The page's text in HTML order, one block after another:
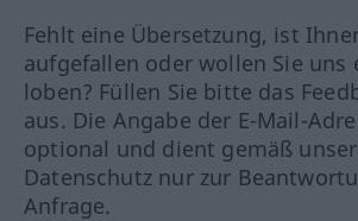
Fehlt eine Übersetzung, ist
aufgefallen oder wollen Sie uns
loben? Füllen Sie bitte das
aus. Die Angabe der E-Mail-
optional und dient gemäß
Datenschutz nur zur
Anfrage.